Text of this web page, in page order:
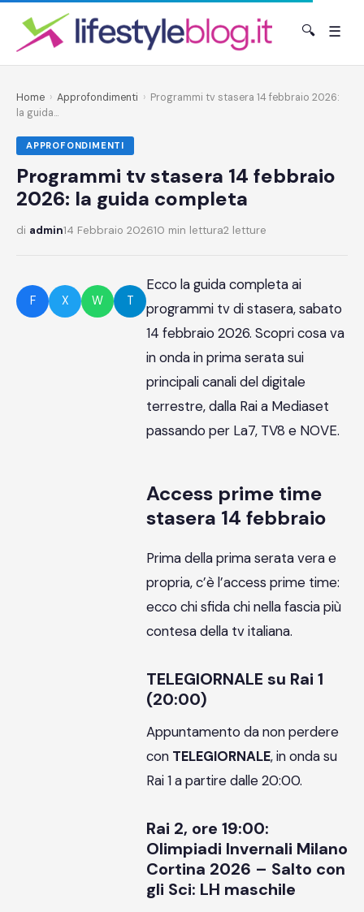
🔍 ☰
Home › Approfondimenti › Programmi tv stasera 14 febbraio 2026:
la guida...
APPROFONDIMENTI
Programmi tv stasera 14 febbraio
2026: la guida completa
di admin14 Febbraio 202610 min lettura2 letture
F X W T
Ecco la guida completa ai
programmi tv di stasera, sabato
14 febbraio 2026. Scopri cosa va
in onda in prima serata sui
principali canali del digitale
terrestre, dalla Rai a Mediaset
passando per La7, TV8 e NOVE.
Access prime time
stasera 14 febbraio
Prima della prima serata vera e
propria, c’è l’access prime time:
ecco chi sfida chi nella fascia più
contesa della tv italiana.
TELEGIORNALE su Rai 1
(20:00)
Appuntamento da non perdere
con TELEGIORNALE, in onda su
Rai 1 a partire dalle 20:00.
Rai 2, ore 19:00:
Olimpiadi Invernali Milano
Cortina 2026 – Salto con
gli Sci: LH maschile